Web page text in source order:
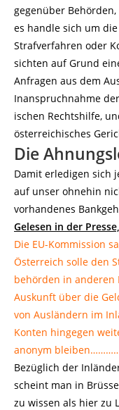
gegenüber Behörden,
es handle sich um
Strafverfahren oder
sichten auf Grund
Anfragen aus dem
Inanspruchnahme
ischen Rechtshilfe,
österreichisches
Die
Damit erledigen sich
auf unser ohnehin
vorhandenes
Gelesen in der
Die EU-Kommission
Österreich solle den
behörden in
Auskunft über die
von Ausländern im
Konten hingegen
anonym
Bezüglich der
scheint man in
zu wissen als hier zu